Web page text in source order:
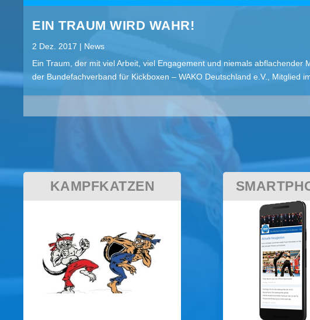
EIN TRAUM WIRD WAHR!
2 Dez. 2017 | News
Ein Traum, der mit viel Arbeit, viel Engagement und niemals abflachender
der Bundefachverband für Kickboxen – WAKO Deutschland e.V., Mitglied
KAMPFKATZEN